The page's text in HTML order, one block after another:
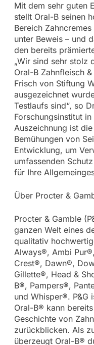
Mit dem sehr guten
stellt Oral-B seinen
Bereich
unter Beweis – und
den bereits
„Wir sind sehr stolz
Oral-B Zahnfleisch &
Frisch von Stiftung
ausgezeichnet
Testlaufs sind“, so
Forschungsinstitut
Auszeichnung ist
Bemühungen von
Entwicklung, um
umfassenden
für Ihre
Über Procter &
Procter & Gamble
ganzen Welt eines
qualitativ
Always®, Ambi
Crest®, Dawn®,
Gillette®, Head &
B®, Pampers®,
und Whisper®. P&G
Oral-B® kann
Geschichte von
zurückblicken. Als
überzeugt Oral-B®